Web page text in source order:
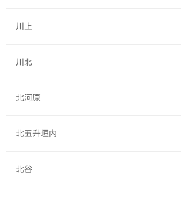
川上
川北
北河原
北五升垣内
北谷